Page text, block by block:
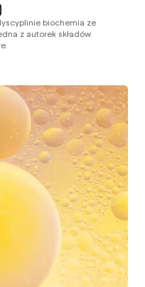
biochemia ze
z autorek składów